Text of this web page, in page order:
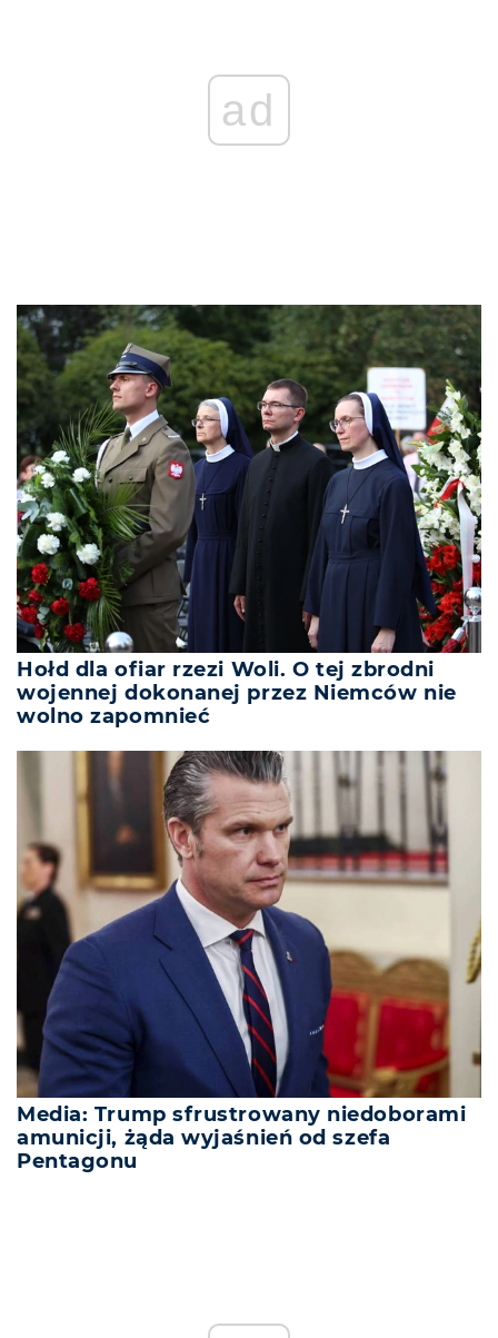
ad
Hołd dla ofiar rzezi Woli. O tej zbrodni
wojennej dokonanej przez Niemców nie
wolno zapomnieć
Media: Trump sfrustrowany niedoborami
amunicji, żąda wyjaśnień od szefa
Pentagonu